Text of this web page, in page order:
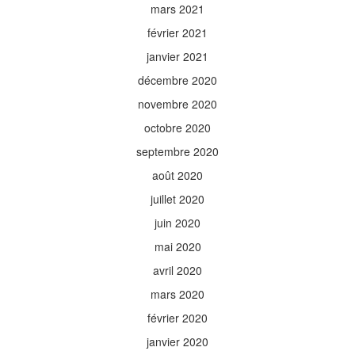
mars 2021
février 2021
janvier 2021
décembre 2020
novembre 2020
octobre 2020
septembre 2020
août 2020
juillet 2020
juin 2020
mai 2020
avril 2020
mars 2020
février 2020
janvier 2020